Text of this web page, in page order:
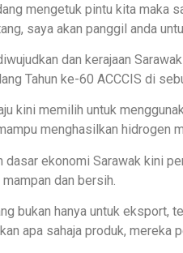
mengetuk pintu kita maka
saya akan panggil anda
dan kerajaan
Tahun ke-60 ACCCIS di
kini memilih untuk
menghasilkan hidrogen
ekonomi Sarawak kini
dan bersih.
bukan hanya untuk eksport,
apa sahaja produk, mereka